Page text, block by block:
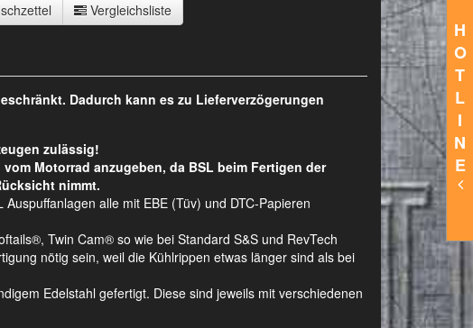
H
O
T
L
I
N
E
Vergleichsliste
Dadurch kann es zu Lieferverzögerungen
zulässig!
Motorrad anzugeben, da BSL beim Fertigen der
nimmt.
alle mit EBE (Tüv) und DTC-Papieren
Twin Cam® so wie bei Standard S&S und RevTech
nötig sein, weil die Kühlrippen etwas länger sind als bei
Edelstahl gefertigt. Diese sind jeweils mit verschiedenen